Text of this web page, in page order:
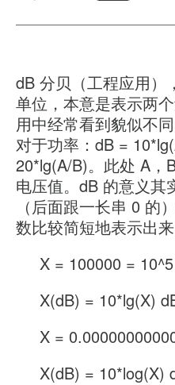
dB 分贝（工程应用）
单位，本意是表示两
用中经常看到貌似不
对于功率：dB =
20*lg(A/B)。此处 A，
电压值。dB 的意义其
（后面跟一长串 0 的
数比较简短地表示出
X = 100000 = 10^5
X(dB) = 10*lg(X)
X =
X(dB) = 10*log(X)